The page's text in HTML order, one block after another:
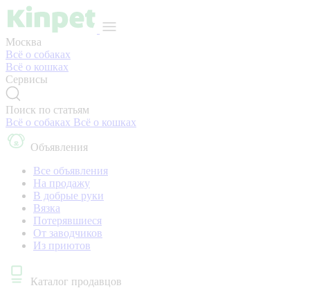
Москва
Всё о собаках
Всё о кошках
Сервисы
Поиск по статьям
Всё о собаках Всё о кошках
Объявления
Все объявления
На продажу
В добрые руки
Вязка
Потерявшиеся
От заводчиков
Из приютов
Каталог продавцов